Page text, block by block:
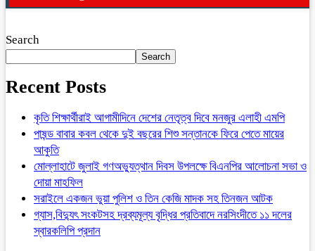
Search
Search
Recent Posts
কৃতি শিক্ষার্থীরাই আগামীদিনে দেশের নেতৃত্ব দিবে মনজুর এলাহী এমপি
পাষন্ড বাবার কবল থেকে দুই বছরের শিশু সন্তানকে ফিরে পেতে মায়ের
আকুতি
মোল্লাহাটে জুলাই গণঅভ্যুত্থান দিবস উপলক্ষে বিএনপির আলোচনা সভা ও
দোয়া মাহফিল
সরাইলে একজন ভুয়া পুলিশ ও তিন কেজি মাদক সহ তিনজন আটক
গ্যাস,বিদ্যুৎ সংকটসহ দ্রব্যমূল্য বৃদ্ধির প্রতিবাদে নরসিংদীতে ১১ দলের
স্বারকলিপি প্রদান